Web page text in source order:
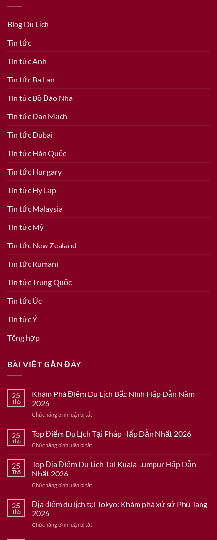
Blog Du Lịch
Tin tức
Tin tức Anh
Tin tức Ba Lan
Tin tức Bồ Đào Nha
Tin tức Đan Mạch
Tin tức Dubai
Tin tức Hàn Quốc
Tin tức Hungary
Tin tức Hy Lạp
Tin tức Malaysia
Tin tức Mỹ
Tin tức New Zealand
Tin tức Rumani
Tin tức Trung Quốc
Tin tức Úc
Tin tức Ý
Tổng hợp
BÀI VIẾT GẦN ĐÂY
25
Th5
Khám Phá Điểm Du Lịch Bắc Ninh Hấp Dẫn Năm
2026
Chức năng bình luận bị tắtở
Phá
Điểm
Du
Bắc
Dẫn
2026
25
Th5
Top Điểm Du Lịch Tại Pháp Hấp Dẫn Nhất 2026
Chức năng bình luận bị tắtở
Điểm
Du
Tại
Hấp
2026
25
Th5
Top Địa Điểm Du Lịch Tại Kuala Lumpur Hấp Dẫn
Nhất 2026
Chức năng bình luận bị tắtở
Địa
Điểm
Lịch
25
Th5
Địa điểm du lịch tại Tokyo: Khám phá xứ sở Phù Tang
2026
Chức năng bình luận bị tắtở